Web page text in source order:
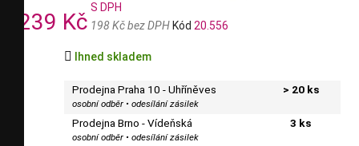
239 Kč
S DPH
198 Kč bez DPH Kód 20.556
 Ihned skladem
Prodejna Praha 10 - Uhříněves
osobní odběr • odesílání zásilek
> 20 ks
Prodejna Brno - Vídeňská
osobní odběr • odesílání zásilek
3 ks